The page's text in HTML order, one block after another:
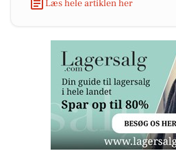
Læs hele artiklen her